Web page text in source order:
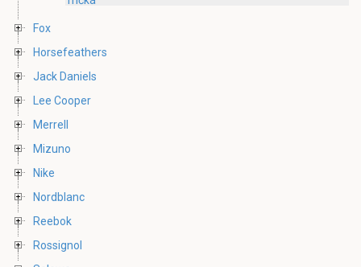
Fox
Horsefeathers
Jack Daniels
Lee Cooper
Merrell
Mizuno
Nike
Nordblanc
Reebok
Rossignol